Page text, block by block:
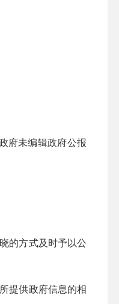
府未编辑政府公报
的方式及时予以公
提供政府信息的相